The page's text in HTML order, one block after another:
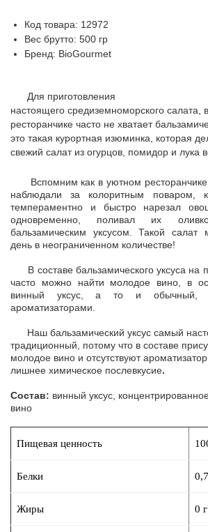
Код товара: 12972
Вес брутто: 500 гр
Бренд: BioGourmet
Для приготовления
настоящего средиземноморского
ресторанчике часто не хватает
это такая курортная изюминка, которая
свежий салат из огурцов, помидор и лука
Вспомним как в уютном
наблюдали за колоритным поваром,
темпераментно и быстро нарезал
одновременно, поливал их
бальзамическим уксусом. Такой салат
день в неограниченном количестве!
В составе бальзамического уксуса на
часто можно найти молодое вино, в
винный уксус, а то и обычный, с
ароматизаторами.
Наш бальзамический уксус самый
традиционный, потому что в составе
молодое вино и отсутствуют
лишнее химическое послевкусие.
Состав: винный уксус,
вино
Пищевая ценность
Белки
Жиры 0 г